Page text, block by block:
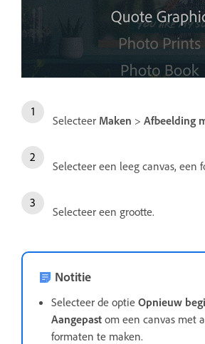
Selecteer Maken > Afbeelding
Selecteer een leeg canvas, een
Selecteer een grootte.
Notitie
Selecteer de optie Opnieuw
Aangepast om een canvas met
formaten te maken.